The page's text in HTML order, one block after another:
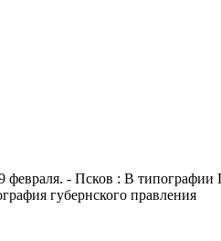
- Псков : В типографии
губернского правления